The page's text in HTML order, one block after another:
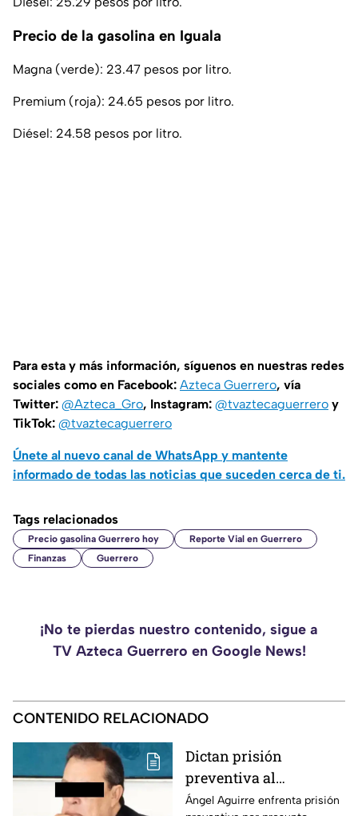
Precio de la gasolina en Iguala
Magna (verde): 23.47 pesos por litro.
Premium (roja): 24.65 pesos por litro.
Diésel: 24.58 pesos por litro.
Para esta y más información, síguenos en nuestras redes
sociales como en Facebook: Azteca Guerrero, vía
Twitter: @Azteca_Gro, Instagram: @tvaztecaguerrero y
TikTok: @tvaztecaguerrero
Únete al nuevo canal de WhatsApp y mantente
informado de todas las noticias que suceden cerca de ti.
Tags relacionados
Precio gasolina Guerrero hoy
Reporte Vial en Guerrero
Finanzas
Guerrero
¡No te pierdas nuestro contenido, sigue a
TV Azteca Guerrero en Google News!
CONTENIDO RELACIONADO
Dictan prisión
preventiva al
exgobernador Ángel
Ángel Aguirre enfrenta prisión